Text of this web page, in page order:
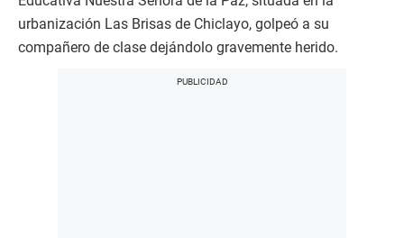
urbanización Las Brisas de Chiclayo, golpeó a su
compañero de clase dejándolo gravemente herido.